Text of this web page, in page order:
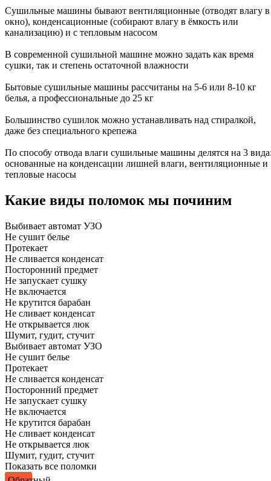
Сушильные машины бывают вентиляционные (отводят влагу в
окно), конденсационные (собирают влагу в ёмкость или
канализацию) и с тепловым насосом
В современной сушильной машине можно задать как время
сушки, так и степень остаточной влажности
Бытовые сушильные машины рассчитаны на 5-6 или 8-10 кг
белья, а профессиональные до 25 кг
Большинство сушилок можно устанавливать над стиралкой,
даже без специального крепежа
По способу отвода влаги сушильные машины делятся на 3
основанные на конденсации лишней влаги, вентиляционные и
тепловые насосы
Какие виды поломок мы починим
Выбивает автомат УЗО
Не сушит белье
Протекает
Не сливается конденсат
Посторонний предмет
Не запускает сушку
Не включается
Не крутится барабан
Не сливает конденсат
Не открывается люк
Шумит, гудит, стучит
Выбивает автомат УЗО
Не сушит белье
Протекает
Не сливается конденсат
Посторонний предмет
Не запускает сушку
Не включается
Не крутится барабан
Не сливает конденсат
Не открывается люк
Шумит, гудит, стучит
Показать все поломки